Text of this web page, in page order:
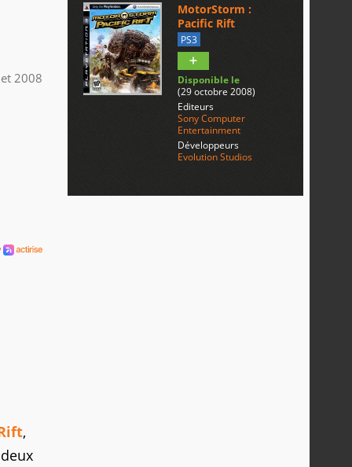
2008
,
MotorStorm :
Pacific Rift
PS3
Disponible le
(29 octobre 2008)
Editeurs
Sony Computer
Entertainment
Développeurs
Evolution Studios